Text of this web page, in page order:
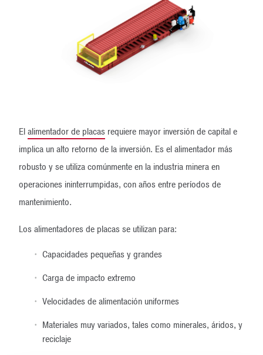
Elalimentador de placas requiere mayor inversión de capital e
implica un alto retorno de la inversión. Es el alimentador más
robusto y se utiliza comúnmente en la industria minera en
operaciones ininterrumpidas, con años entre períodos de
mantenimiento.
Los alimentadores de placas se utilizan para:
Capacidades pequeñas y grandes
Carga de impacto extremo
Velocidades de alimentación uniformes
Materiales muy variados, tales como minerales, áridos, y
reciclaje